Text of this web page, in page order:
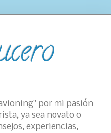
por mi pasión
ya sea novato o
experiencias,